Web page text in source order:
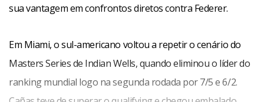
sua vantagem em confrontos diretos contra Federer.
Em Miami, o sul-americano voltou a repetir o cenário do
Masters Series de Indian Wells, quando eliminou o líder do
ranking mundial logo na segunda rodada por 7/5 e 6/2.